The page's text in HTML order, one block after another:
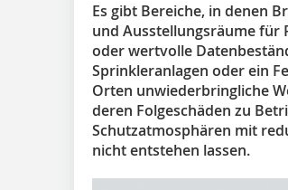
Es gibt Bereiche, in denen
und Ausstellungsräume für
oder wertvolle
Sprinkleranlagen oder ein
Orten unwiederbringliche
deren Folgeschäden zu
Schutzatmosphären mit
nicht entstehen lassen.